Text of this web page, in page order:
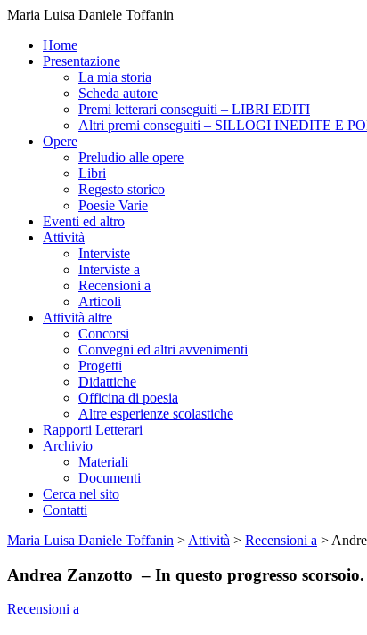
Maria Luisa Daniele Toffanin
Home
Presentazione
La mia storia
Scheda autore
Premi letterari conseguiti – LIBRI EDITI
Altri premi conseguiti – SILLOGI INEDITE E
Opere
Preludio alle opere
Libri
Regesto storico
Poesie Varie
Eventi ed altro
Attività
Interviste
Interviste a
Recensioni a
Articoli
Attività altre
Concorsi
Convegni ed altri avvenimenti
Progetti
Didattiche
Officina di poesia
Altre esperienze scolastiche
Rapporti Letterari
Archivio
Materiali
Documenti
Cerca nel sito
Contatti
Maria Luisa Daniele Toffanin > Attività > Recensioni a >
Andrea Zanzotto – In questo progresso
Recensioni a